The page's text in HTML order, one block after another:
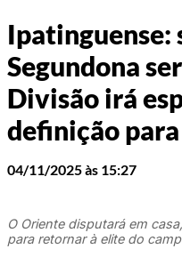
Ipatinguense:
Segundona
Divisão irá
definição
04/11/2025 às 15:27
O Oriente disputará em
para retornar à elite do